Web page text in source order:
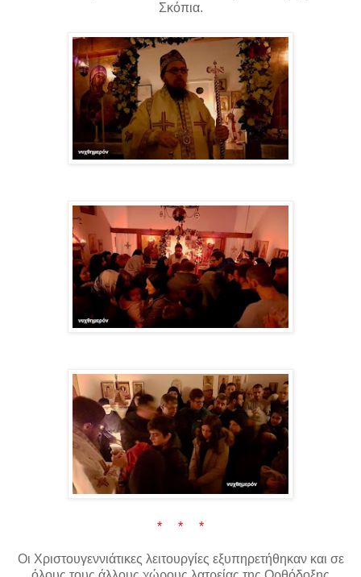
Σκόπια.
* * *
Οι Χριστουγεννιάτικες λειτουργίες εξυπηρετήθηκαν και σε